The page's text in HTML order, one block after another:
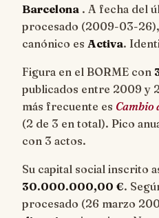
Barcelona . A fecha del
procesado (2009-03-26
canónico es Activa.
Figura en el BORME con
publicados entre 2009 y
más frecuente es Cambio
(2 de 3 en total). Pico
con 3 actos.
Su capital social inscrito
30.000.000,00 €.
procesado (26 marzo